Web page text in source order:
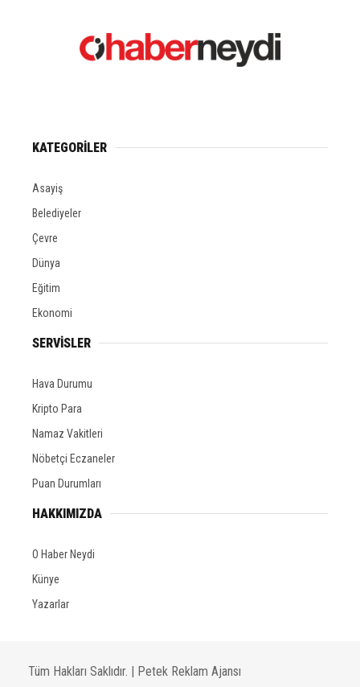
KATEGORİLER
Asayiş
Belediyeler
Çevre
Dünya
Eğitim
Ekonomi
SERVİSLER
Hava Durumu
Kripto Para
Namaz Vakitleri
Nöbetçi Eczaneler
Puan Durumları
HAKKIMIZDA
O Haber Neydi
Künye
Yazarlar
Tüm Hakları Saklıdır. | Petek Reklam Ajansı